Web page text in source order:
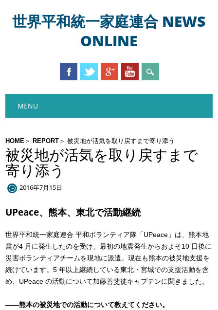
世界平和統一家庭連合 NEWS
ONLINE
Main menu
MENU
HOME REPORT 被災地が活気を取り戻すまで寄り添う
被災地が活気を取り戻すまで
寄り添う
2016年7月15日
UPeace、熊本、東北で活動継続
世界平和統一家庭連合 平和ボランティア隊「UPeace」は、熊本地
震が4 月に発生したのを受け、最初の地震発生からおよそ10 日後に
災害ボランティアチームを現地に派遣。現在も熊本の被災地支援を
続けています。5 年以上継続している東北・宮城での支援活動を含
め、UPeace の活動について加藤善斐徒キャプテンに聞きました。
――熊本の被災地での活動について教えてください。